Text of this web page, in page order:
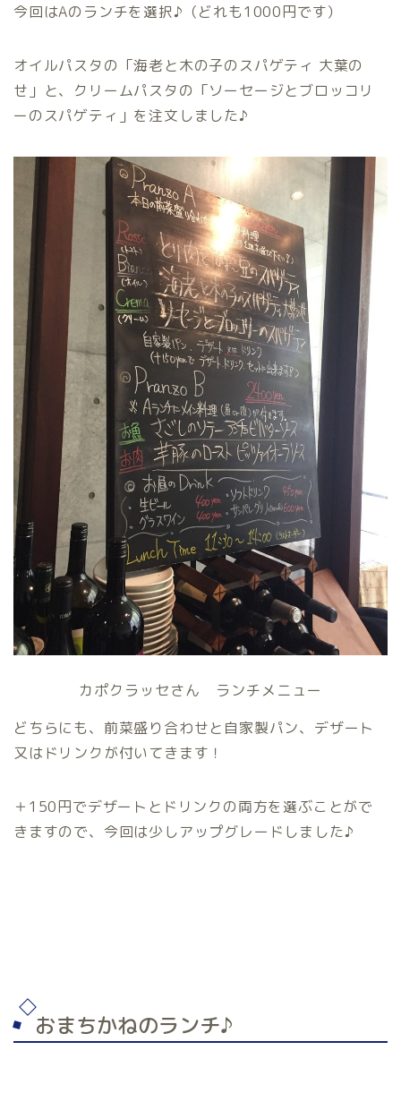
今回はAのランチを選択♪（どれも1000円です）
オイルパスタの「海老と木の子のスパゲティ 大葉の
せ」と、クリームパスタの「ソーセージとブロッコリ
ーのスパゲティ」を注文しました♪
カポクラッセさん ランチメニュー
どちらにも、前菜盛り合わせと自家製パン、デザート
又はドリンクが付いてきます！
＋150円でデザートとドリンクの両方を選ぶことがで
きますので、今回は少しアップグレードしました♪
おまちかねのランチ♪